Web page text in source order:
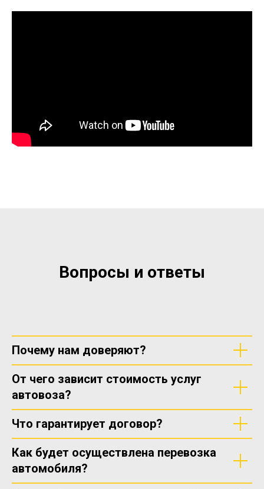
Вопросы и ответы
Почему нам доверяют?
От чего зависит стоимость услуг
автовоза?
Что гарантирует договор?
Как будет осуществлена перевозка
автомобиля?